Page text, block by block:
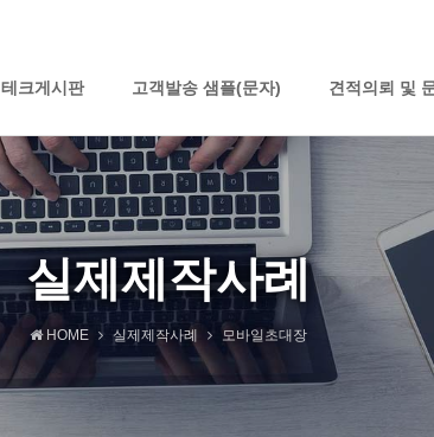
테크게시판 고객발송 샘플(문자) 견적의뢰 및
실제제작사례
HOME 실제제작사례 모바일초대장